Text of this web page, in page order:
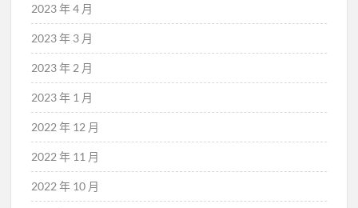
2023 年 4 月
2023 年 3 月
2023 年 2 月
2023 年 1 月
2022 年 12 月
2022 年 11 月
2022 年 10 月